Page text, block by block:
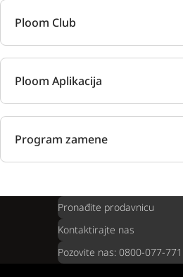
Ploom Club
Ploom Aplikacija
Program zamene
Pronađite prodavnicu
Kontaktirajte nas
Pozovite nas: 0800-077-771